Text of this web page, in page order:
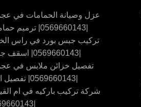
عزل وصيانة الحمامات في
|0569660143| ترميم حمامات
تركيب جبس بورد في راس
|0569660143| اسقف جبس
تفصيل خزائن ملابس في
|0569660143| تفصيل اثاث
شركة تركيب باركيه في ام
|0569660143